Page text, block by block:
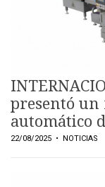
PROCESO
PRODUCTO
NUEVOS
REVISTAS
REVISTAS
CATÁLOGO
presentó un
automático
22/08/2025 • NOTICIAS